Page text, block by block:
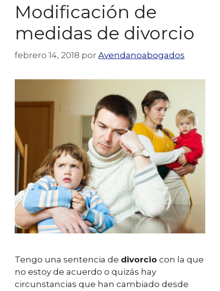
Modificación de
medidas de divorcio
febrero 14, 2018 por Avendanoabogados
Tengo una sentencia de divorcio con la que
no estoy de acuerdo o quizás hay
circunstancias que han cambiado desde